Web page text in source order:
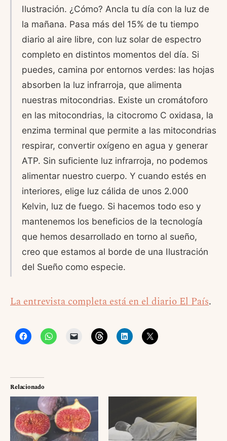
Ilustración. ¿Cómo? Ancla tu día con la luz de
la mañana. Pasa más del 15% de tu tiempo
diario al aire libre, con luz solar de espectro
completo en distintos momentos del día. Si
puedes, camina por entornos verdes: las hojas
absorben la luz infrarroja, que alimenta
nuestras mitocondrias. Existe un cromátoforo
en las mitocondrias, la citocromo C oxidasa, la
enzima terminal que permite a las mitocondrias
respirar, convertir oxígeno en agua y generar
ATP. Sin suficiente luz infrarroja, no podemos
alimentar nuestro cuerpo. Y cuando estés en
interiores, elige luz cálida de unos 2.000
Kelvin, luz de fuego. Si hacemos todo eso y
mantenemos los beneficios de la tecnología
que hemos desarrollado en torno al sueño,
creo que estamos al borde de una Ilustración
del Sueño como especie.
La entrevista completa está en el diario El País.
Relacionado